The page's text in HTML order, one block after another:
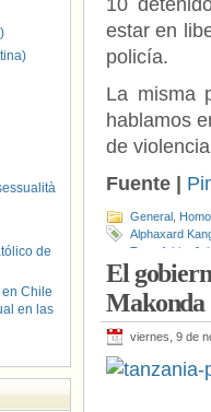
10
estar en
policía.
La misma
hablamos
de
Fuente |
General
Alphaxard
Transfobia
Geer,Tanzania
El
Makonda
viernes, 9 de
de
Chile
en las